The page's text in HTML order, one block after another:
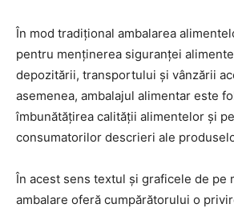
În mod tradițional ambalarea
pentru menținerea siguranței
depozitării, transportului și vânzării
asemenea, ambalajul alimentar este
îmbunătățirea calității alimentelor și
consumatorilor descrieri ale
În acest sens textul și graficele de pe
ambalare oferă cumpărătorului o